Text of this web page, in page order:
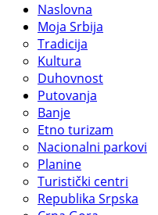
Naslovna
Moja Srbija
Tradicija
Kultura
Duhovnost
Putovanja
Banje
Etno turizam
Nacionalni parkovi
Planine
Turistički centri
Republika Srpska